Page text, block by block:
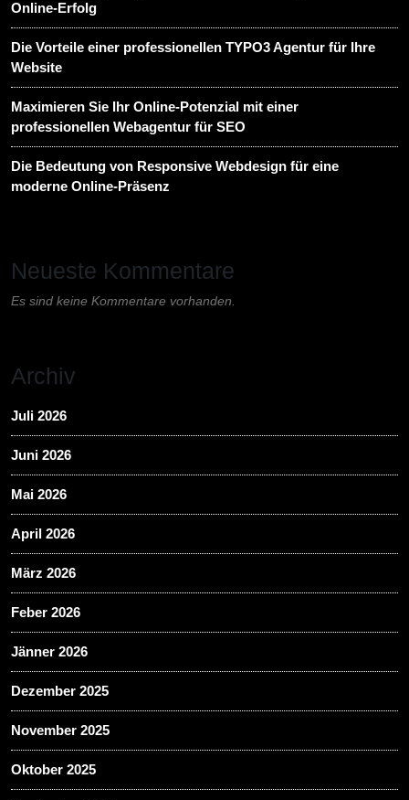
Online-Erfolg
Die Vorteile einer professionellen TYPO3 Agentur für Ihre
Website
Maximieren Sie Ihr Online-Potenzial mit einer
professionellen Webagentur für SEO
Die Bedeutung von Responsive Webdesign für eine
moderne Online-Präsenz
Neueste Kommentare
Es sind keine Kommentare vorhanden.
Archiv
Juli 2026
Juni 2026
Mai 2026
April 2026
März 2026
Feber 2026
Jänner 2026
Dezember 2025
November 2025
Oktober 2025